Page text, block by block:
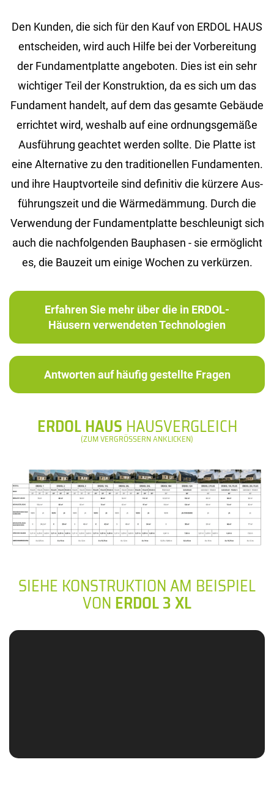
Den Kun­den, die sich für den Kauf von ERDOL HAUS
ent­schei­den, wird auch Hilfe bei der Vor­be­rei­tung
der Fun­da­ment­plat­te an­ge­bo­ten. Dies ist ein sehr
wich­ti­ger Teil der Kon­struk­ti­on, da es sich um das
Fun­da­ment han­delt, auf dem das ge­sam­te Ge­bäu­de
er­rich­tet wird, wes­halb auf eine ord­nungs­ge­mä­ße
Aus­füh­rung ge­ach­tet wer­den soll­te. Die Plat­te ist
eine Al­ter­na­ti­ve zu den tra­di­tio­nel­len Fun­da­men­ten.
und ihre Haupt­vor­tei­le sind de­fi­ni­tiv die kür­ze­re Aus­
füh­rungs­zeit und die Wär­me­däm­mung. Durch die
Ver­wen­dung der Fun­da­ment­plat­te be­schleu­nigt sich
auch die nach­fol­gen­den Bau­pha­sen - sie er­mög­licht
es, die Bau­zeit um ei­ni­ge Wo­chen zu ver­kür­zen.
Erfahren Sie mehr über die in ERDOL-
Häusern verwendeten Technologien
Antworten auf häufig gestellte Fragen
ERDOL HAUS HAUSVERGLEICH
(ZUM VERGRÖSSERN ANKLICKEN)
SIEHE KONSTRUKTION AM BEISPIEL
VONERDOL 3 XL